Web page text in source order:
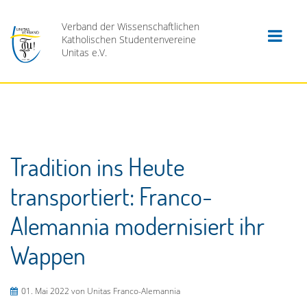
Verband der Wissenschaftlichen
Katholischen Studentenvereine
Unitas e.V.
Tradition ins Heute
transportiert: Franco-
Alemannia modernisiert ihr
Wappen
01. Mai 2022 von Unitas Franco-Alemannia